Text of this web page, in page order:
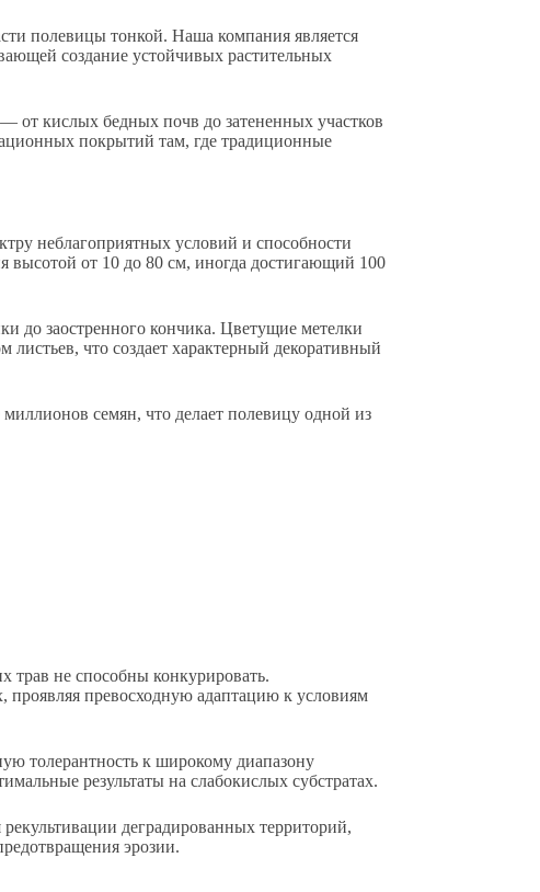
полевицы тонкой. Наша компания является
создание устойчивых растительных
от кислых бедных почв до затененных участков
покрытий там, где традиционные
неблагоприятных условий и способности
от 10 до 80 см, иногда достигающий 100
до заостренного кончика. Цветущие метелки
что создает характерный декоративный
семян, что делает полевицу одной из
трав не способны конкурировать.
превосходную адаптацию к условиям
толерантность к широкому диапазону
результаты на слабокислых субстратах.
деградированных территорий,
эрозии.